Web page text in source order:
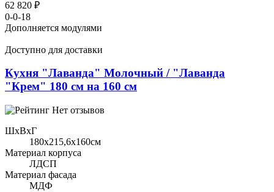
62 820 ₽
0-0-18
Дополняется модулями
Доступно для доставки
Кухня "Лаванда" Молочный / "Лаванда
"Крем" 180 см на 160 см
Нет отзывов
ШхВхГ
180x215,6х160см
Материал корпуса
ЛДСП
Материал фасада
МДФ